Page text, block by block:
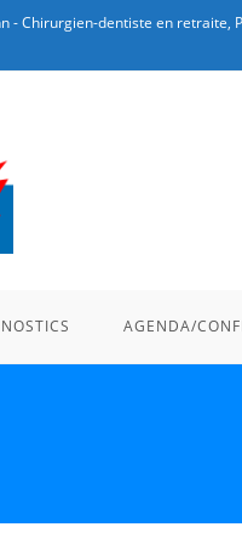
dentiste en retraite,
AGENDA/